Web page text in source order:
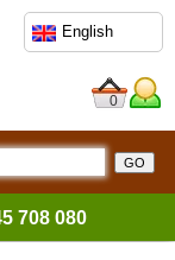
English
0
708 080